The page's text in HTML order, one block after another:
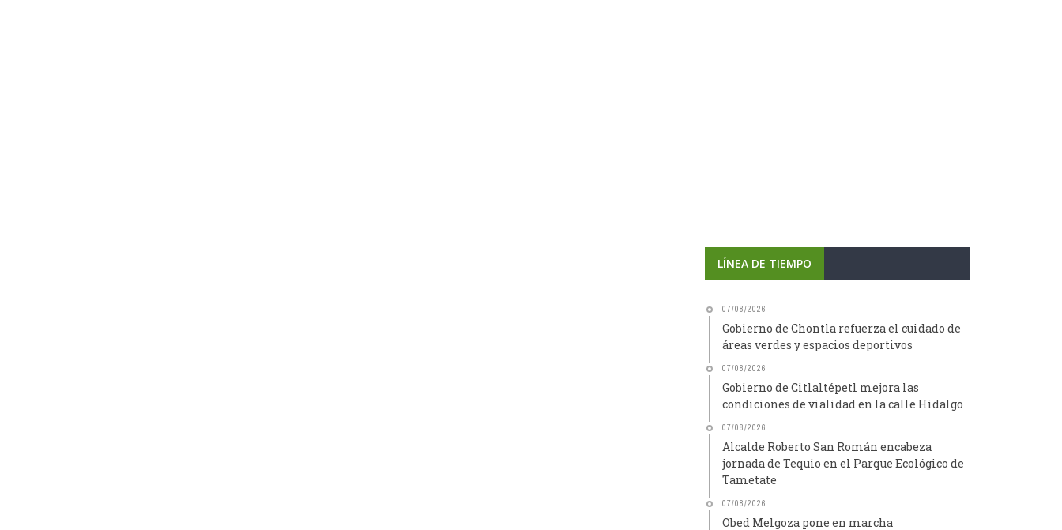
LÍNEA DE TIEMPO
07/08/2026
Gobierno de Chontla refuerza el cuidado de
áreas verdes y espacios deportivos
07/08/2026
Gobierno de Citlaltépetl mejora las
condiciones de vialidad en la calle Hidalgo
07/08/2026
Alcalde Roberto San Román encabeza
jornada de Tequio en el Parque Ecológico de
Tametate
07/08/2026
Obed Melgoza pone en marcha